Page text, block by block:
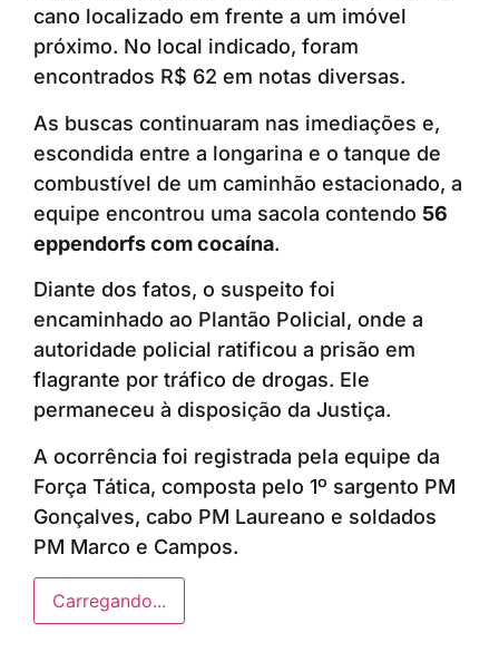
cano localizado em frente a um imóvel
próximo. No local indicado, foram
encontrados R$ 62 em notas diversas.
As buscas continuaram nas imediações e,
escondida entre a longarina e o tanque de
combustível de um caminhão estacionado, a
equipe encontrou uma sacola contendo 56
eppendorfs com cocaína.
Diante dos fatos, o suspeito foi
encaminhado ao Plantão Policial, onde a
autoridade policial ratificou a prisão em
flagrante por tráfico de drogas. Ele
permaneceu à disposição da Justiça.
A ocorrência foi registrada pela equipe da
Força Tática, composta pelo 1º sargento PM
Gonçalves, cabo PM Laureano e soldados
PM Marco e Campos.
Carregando...